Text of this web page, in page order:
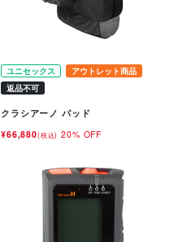
ユニセックス
アウトレット商品
返品不可
クラシアーノ パッド
¥66,880(税込) 20% OFF